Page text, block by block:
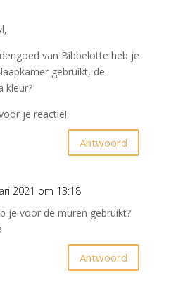
van Bibbelotte heb je
gebruikt, de
kleur?
je reactie!
Antwoord
2021 om 13:18
je voor de muren gebruikt?
Antwoord